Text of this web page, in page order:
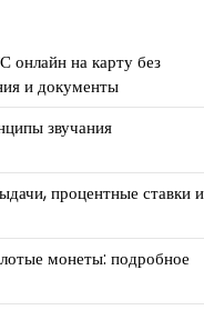
онлайн на карту без
и документы
звучания
процентные ставки и
монеты: подробное